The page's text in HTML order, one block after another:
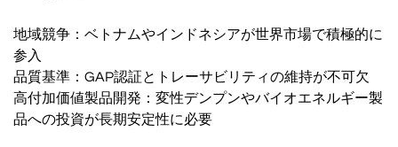
地域競争：ベトナムやインドネシアが世界市場で積極的に
参入
品質基準：GAP認証とトレーサビリティの維持が不可欠
高付加価値製品開発：変性デンプンやバイオエネルギー製
品への投資が長期安定性に必要